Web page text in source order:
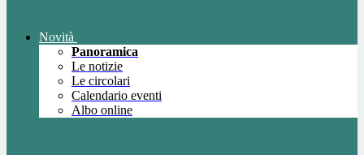
Novità
Panoramica
Le notizie
Le circolari
Calendario eventi
Albo online